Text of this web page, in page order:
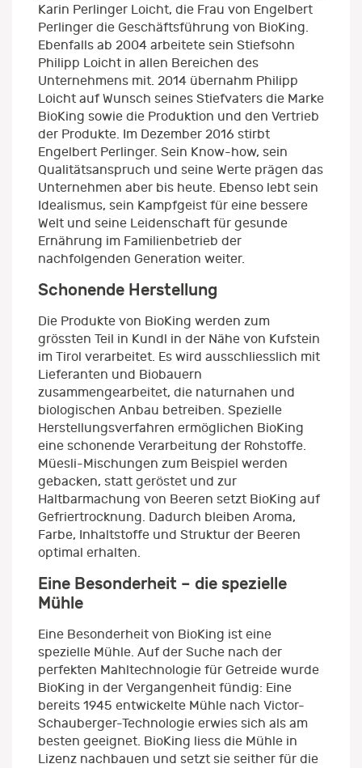
Karin Perlinger Loicht, die Frau von Engelbert
Perlinger die Geschäftsführung von BioKing.
Ebenfalls ab 2004 arbeitete sein Stiefsohn
Philipp Loicht in allen Bereichen des
Unternehmens mit. 2014 übernahm Philipp
Loicht auf Wunsch seines Stiefvaters die Marke
BioKing sowie die Produktion und den Vertrieb
der Produkte. Im Dezember 2016 stirbt
Engelbert Perlinger. Sein Know-how, sein
Qualitätsanspruch und seine Werte prägen das
Unternehmen aber bis heute. Ebenso lebt sein
Idealismus, sein Kampfgeist für eine bessere
Welt und seine Leidenschaft für gesunde
Ernährung im Familienbetrieb der
nachfolgenden Generation weiter.
Schonende Herstellung
Die Produkte von BioKing werden zum
grössten Teil in Kundl in der Nähe von Kufstein
im Tirol verarbeitet. Es wird ausschliesslich mit
Lieferanten und Biobauern
zusammengearbeitet, die naturnahen und
biologischen Anbau betreiben. Spezielle
Herstellungsverfahren ermöglichen BioKing
eine schonende Verarbeitung der Rohstoffe.
Müesli-Mischungen zum Beispiel werden
gebacken, statt geröstet und zur
Haltbarmachung von Beeren setzt BioKing auf
Gefriertrocknung. Dadurch bleiben Aroma,
Farbe, Inhaltstoffe und Struktur der Beeren
optimal erhalten.
Eine Besonderheit – die spezielle
Mühle
Eine Besonderheit von BioKing ist eine
spezielle Mühle. Auf der Suche nach der
perfekten Mahltechnologie für Getreide wurde
BioKing in der Vergangenheit fündig: Eine
bereits 1945 entwickelte Mühle nach Victor-
Schauberger-Technologie erwies sich als am
besten geeignet. BioKing liess die Mühle in
Lizenz nachbauen und setzt sie seither für die